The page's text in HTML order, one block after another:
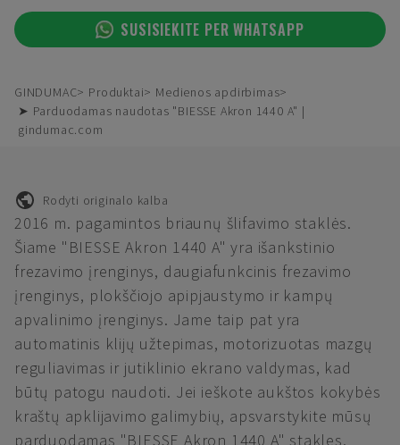
SUSISIEKITE PER WHATSAPP
GINDUMAC Produktai
Medienos apdirbimas
➤ Parduodamas naudotas "BIESSE Akron 1440 A" |
gindumac.com
Rodyti originalo kalba
2016 m. pagamintos briaunų šlifavimo staklės.
Šiame "BIESSE Akron 1440 A" yra išankstinio
frezavimo įrenginys, daugiafunkcinis frezavimo
įrenginys, plokščiojo apipjaustymo ir kampų
apvalinimo įrenginys. Jame taip pat yra
automatinis klijų užtepimas, motorizuotas mazgų
reguliavimas ir jutiklinio ekrano valdymas, kad
būtų patogu naudoti. Jei ieškote aukštos kokybės
kraštų apklijavimo galimybių, apsvarstykite mūsų
parduodamas "BIESSE Akron 1440 A" stakles.